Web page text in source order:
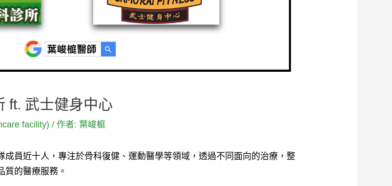
ft. 武士健身中心
facility) / 作者: 葉峻榳
員近十人，專注於骨科復健、運動醫學等領域，透過不同面向的治療，整
的醫療服務。